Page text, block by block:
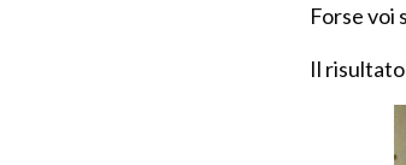
Forse voi
Il